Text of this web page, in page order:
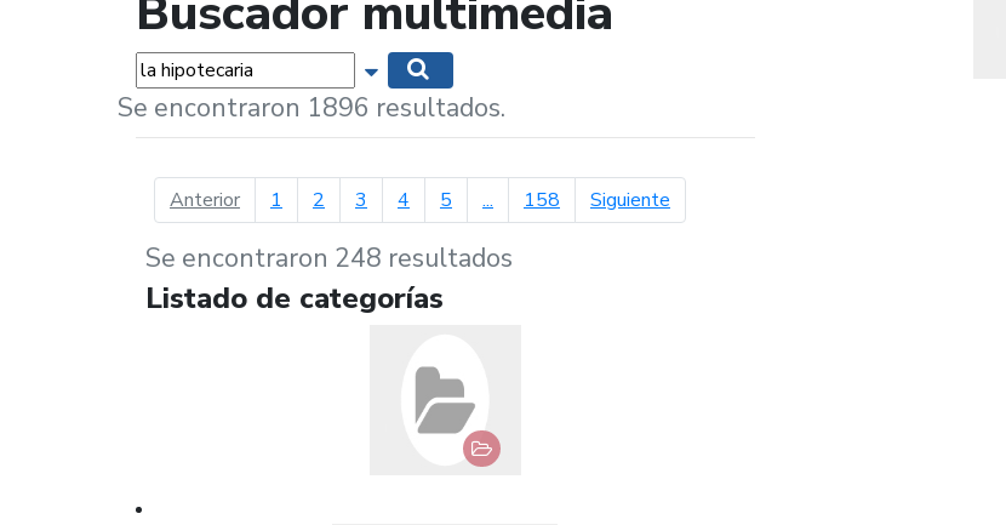
Buscador multimedia
Palabras... Mostrar opciones de búsqueda
Se encontraron 1896 resultados.
Anteriorpágina anterior
1 2 3 4 5 ... 158 Siguientepágina siguiente
Se encontraron 248 resultados
Listado de categorías